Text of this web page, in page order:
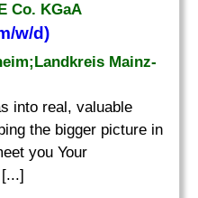
Co. KGaA
w/d)
Mainz-
into real, valuable
the bigger picture in
you Your